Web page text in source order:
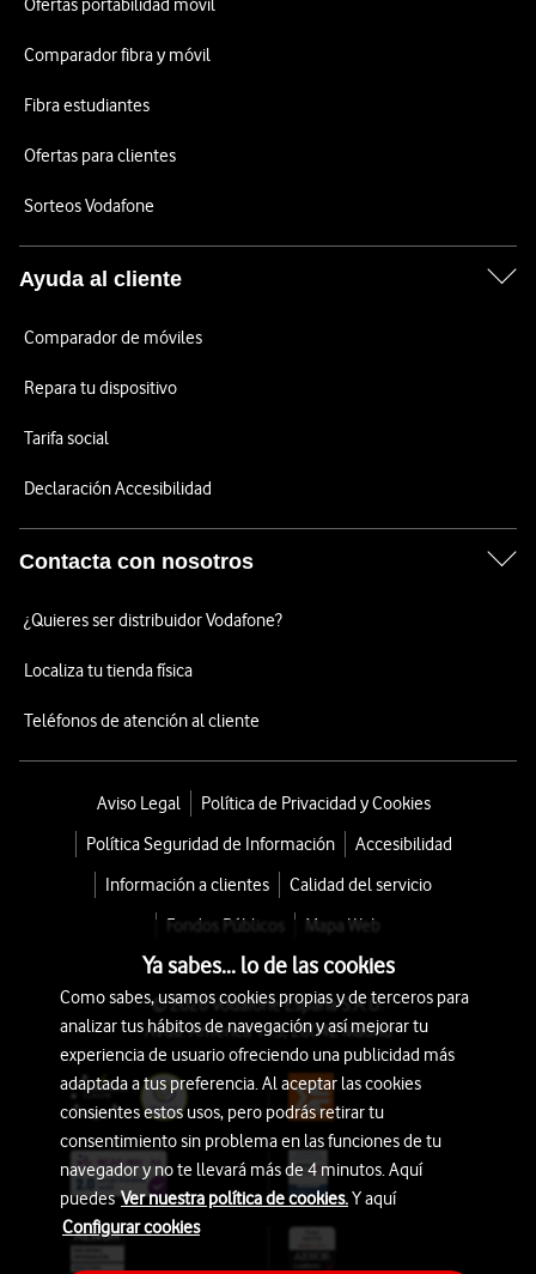
Ofertas portabilidad móvil
Comparador fibra y móvil
Fibra estudiantes
Ofertas para clientes
Sorteos Vodafone
Ayuda al cliente
Comparador de móviles
Repara tu dispositivo
Tarifa social
Declaración Accesibilidad
Contacta con nosotros
¿Quieres ser distribuidor Vodafone?
Localiza tu tienda física
Teléfonos de atención al cliente
Aviso Legal
Política de Privacidad y Cookies
Política Seguridad de Información
Accesibilidad
Información a clientes
Calidad del servicio
Fondos Públicos
Mapa Web
© 2026 Vodafone España S.A.U.
Avda. América 115, 28042 Madrid
Ya sabes... lo de las cookies
Como sabes, usamos cookies propias y de terceros para
analizar tus hábitos de navegación y así mejorar tu
experiencia de usuario ofreciendo una publicidad más
adaptada a tus preferencia. Al aceptar las cookies
consientes estos usos, pero podrás retirar tu
consentimiento sin problema en las funciones de tu
navegador y no te llevará más de 4 minutos. Aquí
puedesVer nuestra política de cookies.Y aquí
Configurar cookies